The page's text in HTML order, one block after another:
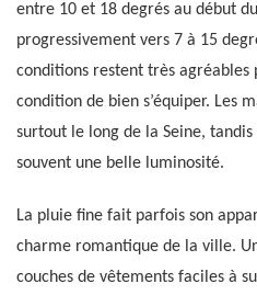
entre 10 et 18 degrés au début
progressivement vers 7 à 15
conditions restent très agréables
condition de bien s’équiper. Les
surtout le long de la Seine,
souvent une belle luminosité.
La pluie fine fait parfois son
charme romantique de la ville.
couches de vêtements faciles à